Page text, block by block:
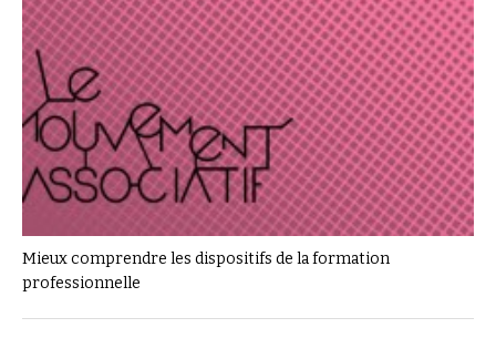
Mieux comprendre les dispositifs de la formation
professionnelle